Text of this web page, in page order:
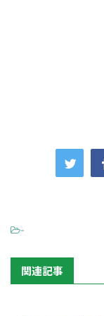
-
関連記事